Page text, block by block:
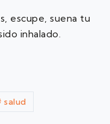
escupe, suena tu
inhalado.
salud